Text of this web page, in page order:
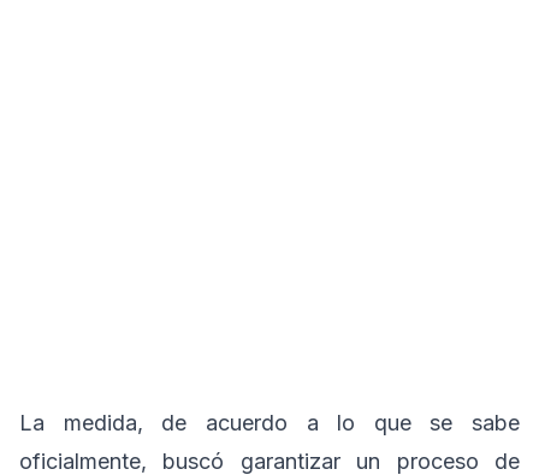
La medida, de acuerdo a lo que se sabe
oficialmente, buscó garantizar un proceso de